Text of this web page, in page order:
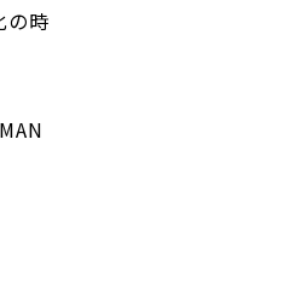
の時